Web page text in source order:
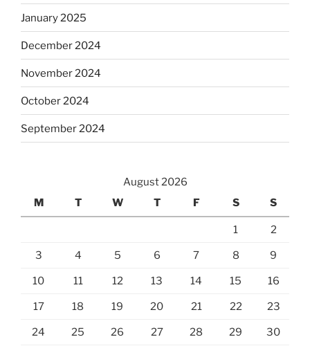
January 2025
December 2024
November 2024
October 2024
September 2024
August 2026
M
T W T F S S
1 2
3 4 5 6 7 8 9
10 11 12 13 14 15 16
17 18 19 20 21 22 23
24 25 26 27 28 29 30